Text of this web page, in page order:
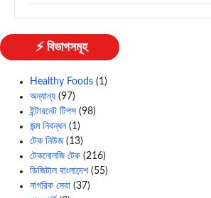
⚡ বিভাগসমূহ
Healthy Foods (1)
অন্যান্য (97)
ইন্টারনেট টিপস (98)
জন্ম নিবন্ধন(1)
টেক নিউজ(13)
টেকনোলজি টেক (216)
ডিজিটাল বাংলাদেশ(55)
নাগরিক সেবা (37)